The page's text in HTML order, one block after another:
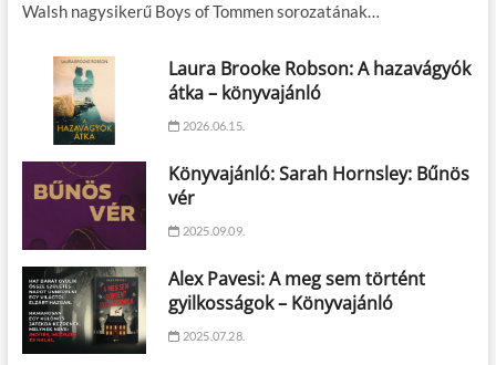
Walsh nagysikerű Boys of Tommen sorozatának…
Laura Brooke Robson: A hazavágyók
átka – könyvajánló
2026.06.15.
Könyvajánló: Sarah Hornsley: Bűnös
vér
2025.09.09.
Alex Pavesi: A meg sem történt
gyilkosságok – Könyvajánló
2025.07.28.